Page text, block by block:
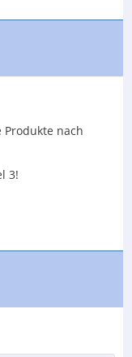
nach
3!